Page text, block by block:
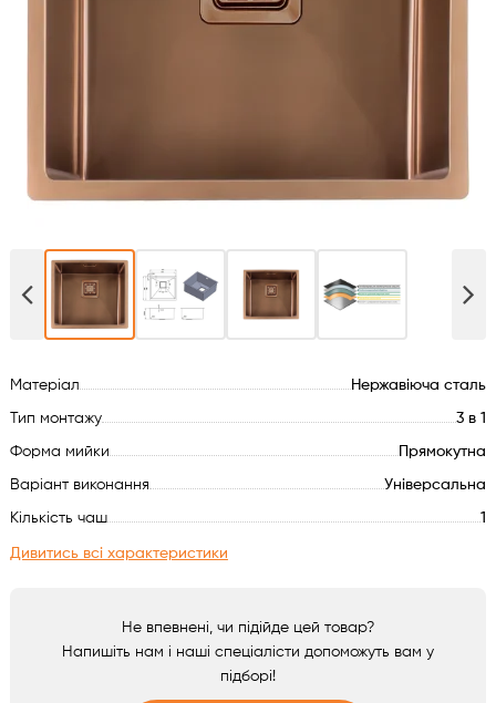
Мікрохвильові печі
Пральні машини
Сушильні машини
Холодильне обладнання
Сантехніка
Матеріал Нержавіюча сталь
Тип монтажу 3 в 1
Форма мийки Прямокутна
Варіант виконання Універсальна
Кількість чаш 1
Дивитись всі характеристики
Не впевнені, чи підійде цей товар?
Напишіть нам і наші спеціалісти допоможуть вам у
підборі!